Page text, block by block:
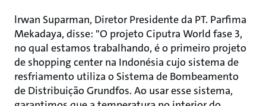
lrwan Suparman, Diretor Presidente da PT. Parfima
Mekadaya, disse: "O projeto Ciputra World fase 3,
no qual estamos trabalhando, é o primeiro projeto
de shopping center na Indonésia cujo sistema de
resfriamento utiliza o Sistema de Bombeamento
de Distribuição Grundfos. Ao usar esse sistema,